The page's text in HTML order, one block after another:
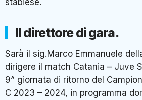
Il direttore di gara.
Sarà il sig.Marco Emmanuele
dirigere il match Catania – Juve
9^ giornata di ritorno del
C 2023 – 2024, in programma